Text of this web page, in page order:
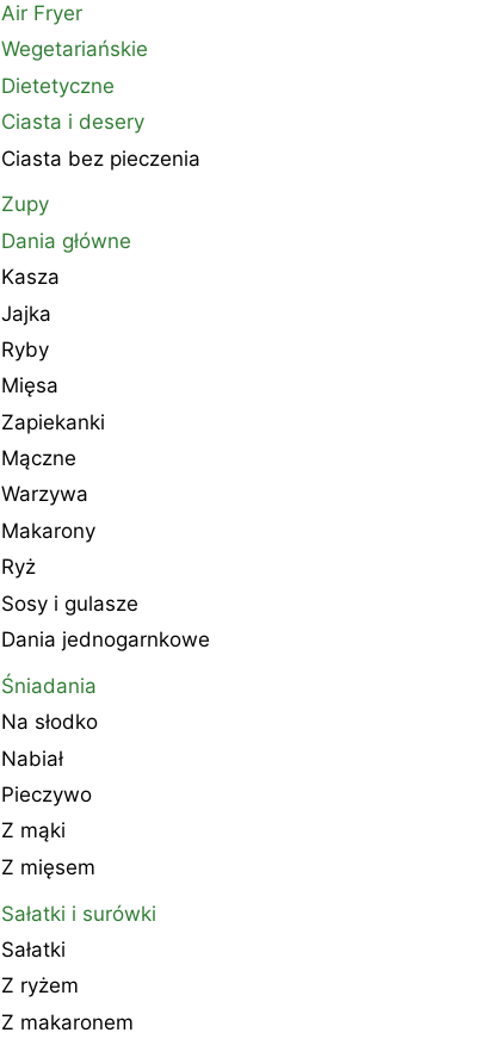
Air Fryer
Wegetariańskie
Dietetyczne
Ciasta i desery
Ciasta bez pieczenia
Zupy
Dania główne
Kasza
Jajka
Ryby
Mięsa
Zapiekanki
Mączne
Warzywa
Makarony
Ryż
Sosy i gulasze
Dania jednogarnkowe
Śniadania
Na słodko
Nabiał
Pieczywo
Z mąki
Z mięsem
Sałatki i surówki
Sałatki
Z ryżem
Z makaronem